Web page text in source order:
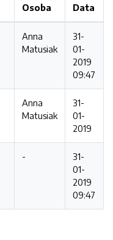
Osoba Data
Anna
Matusiak
31-
01-
2019
09:47
Anna
Matusiak
31-
01-
2019
-
31-
01-
2019
09:47